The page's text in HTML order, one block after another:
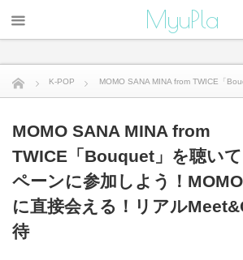
MyuPla
K-POP MOMO SANA MINA from TWICE「
MOMO SANA MINA from
TWICE「Bouquet」を聴い
ペーンに参加しよう！
に直接会える！リアル
待